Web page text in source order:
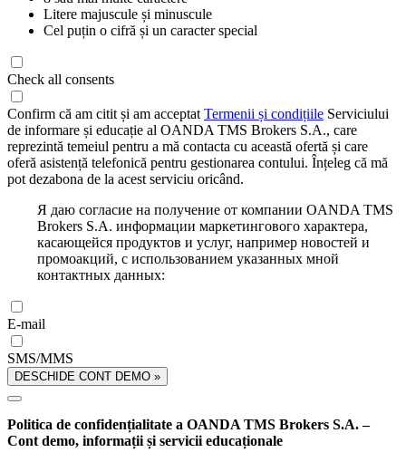
Litere majuscule și minuscule
Cel puțin o cifră și un caracter special
Check all consents
Confirm că am citit și am acceptat Termenii și condițiile Serviciului
de informare și educație al OANDA TMS Brokers S.A., care
reprezintă temeiul pentru a mă contacta cu această ofertă și care
oferă asistență telefonică pentru gestionarea contului. Înțeleg că mă
pot dezabona de la acest serviciu oricând.
Я даю согласие на получение от компании OANDA TMS
Brokers S.A. информации маркетингового характера,
касающейся продуктов и услуг, например новостей и
промоакций, с использованием указанных мной
контактных данных:
E-mail
SMS/MMS
DESCHIDE CONT DEMO »
Politica de confidențialitate a OANDA TMS Brokers S.A. –
Cont demo, informații și servicii educaționale